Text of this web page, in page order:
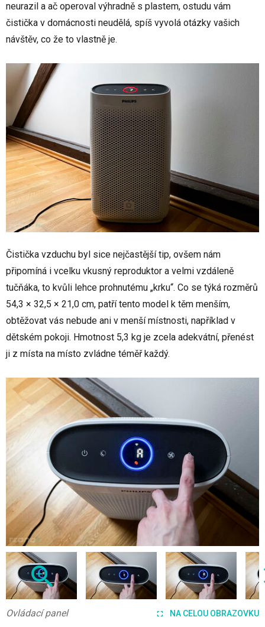
neurazil a ač operoval výhradně s plastem, ostudu vám
čistička v domácnosti neudělá, spíš vyvolá otázky vašich
návštěv, co že to vlastně je.
Čistička vzduchu byl sice nejčastější tip, ovšem nám
připomíná i vcelku vkusný reproduktor a velmi vzdáleně
tučňáka, to kvůli lehce prohnutému „krku“. Co se týká rozměrů
54,3 × 32,5 × 21,0 cm, patří tento model k těm menším,
obtěžovat vás nebude ani v menší místnosti, například v
dětském pokoji. Hmotnost 5,3 kg je zcela adekvátní, přenést
ji z místa na místo zvládne téměř každý.
NA CELOU OBRAZOVKU
Ovládací panel